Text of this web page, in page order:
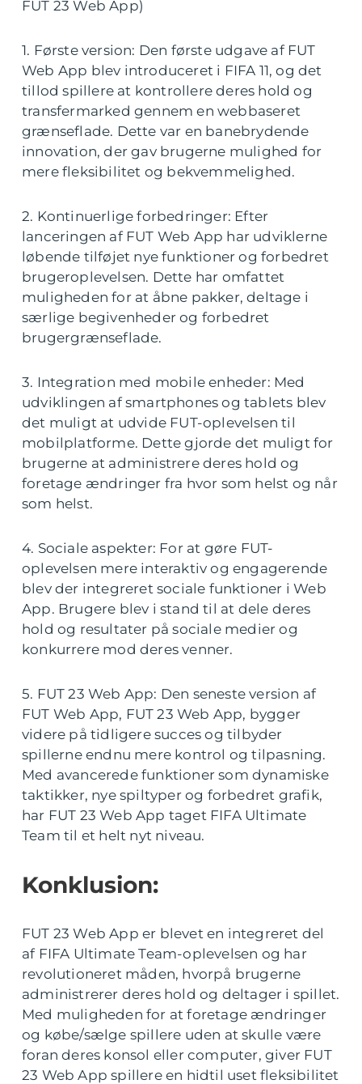
FUT 23 Web App)
1. Første version: Den første udgave af FUT
Web App blev introduceret i FIFA 11, og det
tillod spillere at kontrollere deres hold og
transfermarked gennem en webbaseret
grænseflade. Dette var en banebrydende
innovation, der gav brugerne mulighed for
mere fleksibilitet og bekvemmelighed.
2. Kontinuerlige forbedringer: Efter
lanceringen af FUT Web App har udviklerne
løbende tilføjet nye funktioner og forbedret
brugeroplevelsen. Dette har omfattet
muligheden for at åbne pakker, deltage i
særlige begivenheder og forbedret
brugergrænseflade.
3. Integration med mobile enheder: Med
udviklingen af smartphones og tablets blev
det muligt at udvide FUT-oplevelsen til
mobilplatforme. Dette gjorde det muligt for
brugerne at administrere deres hold og
foretage ændringer fra hvor som helst og når
som helst.
4. Sociale aspekter: For at gøre FUT-
oplevelsen mere interaktiv og engagerende
blev der integreret sociale funktioner i Web
App. Brugere blev i stand til at dele deres
hold og resultater på sociale medier og
konkurrere mod deres venner.
5. FUT 23 Web App: Den seneste version af
FUT Web App, FUT 23 Web App, bygger
videre på tidligere succes og tilbyder
spillerne endnu mere kontrol og tilpasning.
Med avancerede funktioner som dynamiske
taktikker, nye spiltyper og forbedret grafik,
har FUT 23 Web App taget FIFA Ultimate
Team til et helt nyt niveau.
Konklusion:
FUT 23 Web App er blevet en integreret del
af FIFA Ultimate Team-oplevelsen og har
revolutioneret måden, hvorpå brugerne
administrerer deres hold og deltager i spillet.
Med muligheden for at foretage ændringer
og købe/sælge spillere uden at skulle være
foran deres konsol eller computer, giver FUT
23 Web App spillere en hidtil uset fleksibilitet